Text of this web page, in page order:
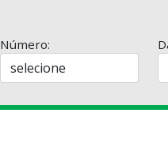
Número: